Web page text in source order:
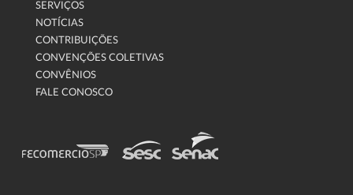
SERVIÇOS
NOTÍCIAS
CONTRIBUIÇÕES
CONVENÇÕES COLETIVAS
CONVÊNIOS
FALE CONOSCO